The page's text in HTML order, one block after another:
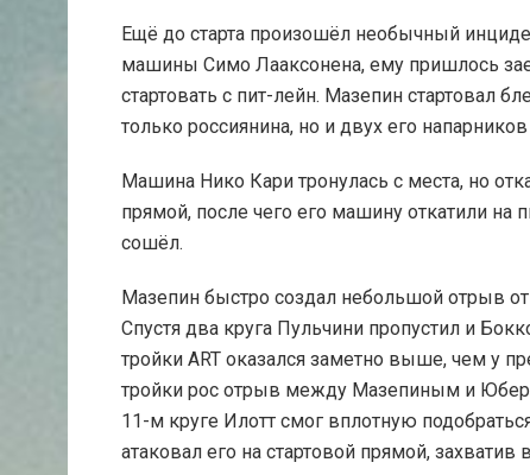
Ещё до старта произошёл необычный
машины Симо Лааксонена, ему пришлось
стартовать с пит-лейн. Мазепин стартовал
только россиянина, но и двух его
Машина Нико Кари тронулась с места, но
прямой, после чего его машину откатили на
сошёл.
Мазепин быстро создал небольшой отрыв
Спустя два круга Пульчини пропустил и
тройки ART оказался заметно выше, чем у
тройки рос отрыв между Мазепиным и
11-м круге Илотт смог вплотную
атаковал его на стартовой прямой,